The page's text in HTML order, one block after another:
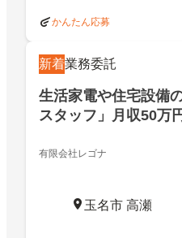
かんたん応募
新着業務委託
生活家電や住宅設備
スタッフ」月収50万
有限会社レゴナ
玉名市 高瀬